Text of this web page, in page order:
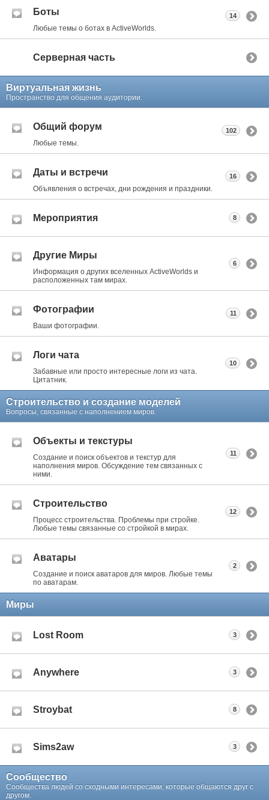
Боты
Любые темы о ботах в ActiveWorlds.
14
Серверная часть
Виртуальная жизнь
Пространство для общения аудитории.
Общий форум
Любые темы.
102
Даты и встречи
Объявления о встречах, дни рождения и праздники.
16
Мероприятия 8
Другие Миры
Информация о других вселенных ActiveWorlds и
расположенных там мирах.
6
Фотографии
Ваши фотографии.
11
Логи чата
Забавные или просто интересные логи из чата.
Цитатник.
10
Строительство и создание моделей
Вопросы, связанные с наполнением миров.
Объекты и текстуры
Создание и поиск объектов и текстур для
наполнения миров. Обсуждение тем связанных с
ними.
11
Строительство
Процесс строительства. Проблемы при стройке.
Любые темы связанные со стройкой в мирах.
12
Аватары
Создание и поиск аватаров для миров. Любые темы
по аватарам.
2
Миры
Lost Room 3
Anywhere 3
Stroybat 8
Sims2aw 3
Сообщество
Сообщества людей со сходными интересами, которые общаются друг с
другом.